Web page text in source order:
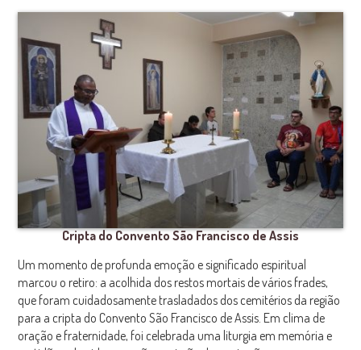
Cripta do Convento São Francisco de Assis
Um momento de profunda emoção e significado espiritual
marcou o retiro: a acolhida dos restos mortais de vários frades,
que foram cuidadosamente trasladados dos cemitérios da região
para a cripta do Convento São Francisco de Assis. Em clima de
oração e fraternidade, foi celebrada uma liturgia em memória e